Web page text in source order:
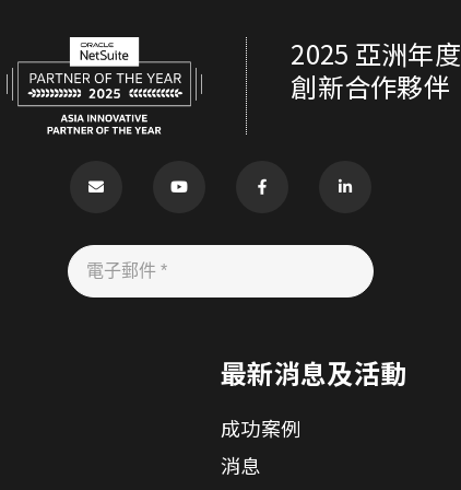
2025 亞洲年度
創新合作夥伴
最新消息及活動
成功案例
消息